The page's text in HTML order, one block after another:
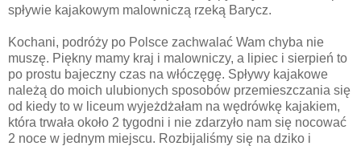
spływie kajakowym malowniczą rzeką Barycz.
Kochani, podróży po Polsce zachwalać Wam chyba nie
muszę. Piękny mamy kraj i malowniczy, a lipiec i sierpień to
po prostu bajeczny czas na włóczęgę. Spływy kajakowe
należą do moich ulubionych sposobów przemieszczania się
od kiedy to w liceum wyjeżdżałam na wędrówkę kajakiem,
która trwała około 2 tygodni i nie zdarzyło nam się nocować
2 noce w jednym miejscu. Rozbijaliśmy się na dziko i